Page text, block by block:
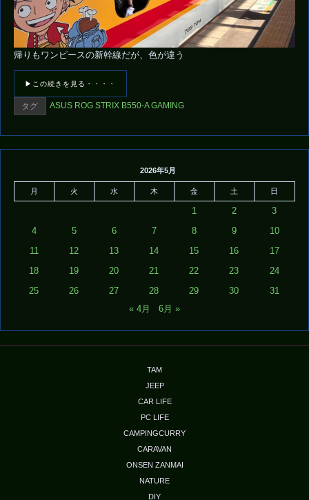
帰りもワンピースの新幹線だが、色が違う
▶この続きを見る・・・・
タグ ASUS ROG STRIX B550-A GAMING
2026年5月
月 火 水 木 金 土 日
1 2 3
4 5 6 7 8 9 10
11 12 13 14 15 16 17
18 19 20 21 22 23 24
25 26 27 28 29 30
31
« 4月
6月 »
TAM
JEEP
CAR LIFE
PC LIFE
CAMPINGCURRY
CARAVAN
ONSEN ZANMAI
NATURE
DIY